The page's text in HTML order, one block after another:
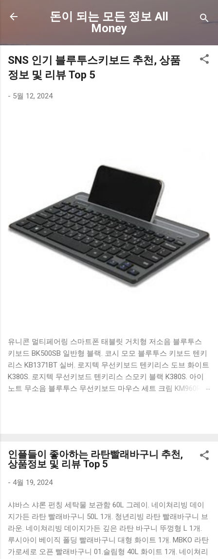
기본 콘텐츠로 건너뛰기
돈이 되는 모든 정보 All
Money
SNS 인기 블루투스키보드 추천, 상품
정보 및 리뷰 Top 5
- 5월 12, 2024
유니콘 멀티페어링 스마트폰 태블릿 거치형 저소음 블루투스
키보드 BK500SB 일반형 블랙. 코시 모모 블루투스 키보드 텐키
리스 KB1371BT 실버. 로지텍 무선키보드 텐키리스 도브 화이트
K380S. 로지텍 무선키보드 텐키리스 스모키 블랙 K380S. 아이
노트 무소음 블루투스 무선키보드 마우스 세트 크림 KM960RB
혜택을 놓치지 마세요. 다양한 할인 혜택과 빠른배송 혜택을 놓
치지 않도록 먼저 확인해보세요. 추가할인 확인하기 상품 하나
를 사더라도 종류도 많고, 가격도 다양해서 결정이 많이 어려우
많을 수 밖에 없습니다. 다양한 상품들을 상세스펙 과 가격 을
꼼꼼히 비교해서 구매하실 수 있도록 순위 추천 해드릴게요. 특
가상품 보러가기 추천상품 Best 유니콘 멀티페어링 스마트폰
태블릿 거치형 저소음 블루투스 키보드, BK-500SB, 일반형, 블
랙 유니콘 멀티페어링 스마트폰 태...
인플들이 좋아하는 라탄빨래바구니 추천,
상품정보 및 리뷰 Top 5
- 4월 19, 2024
샤바스 샤론 펀칭 세탁물 보관함 60L 그레이. 네이쳐리빙 데이
지가든 라탄 빨래바구니 50L 1개. 청년리빙 라탄 빨래바구니 브
라운. 네이쳐리빙 데이지가든 깊은 라탄 바구니 뚜껑형 L 1개.
루시아이 베이직 폴딩 빨래바구니 대형 화이트 1개. MBKO 라탄
가로세로 오픈 빨래바구니 01.슬림형 40L 화이트 1개. 네이쳐리